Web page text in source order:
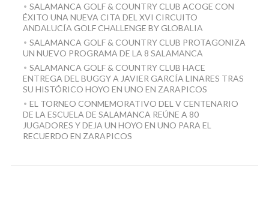
SALAMANCA GOLF & COUNTRY CLUB ACOGE CON
ÉXITO UNA NUEVA CITA DEL XVI CIRCUITO
ANDALUCÍA GOLF CHALLENGE BY GLOBALIA
SALAMANCA GOLF & COUNTRY CLUB PROTAGONIZA
UN NUEVO PROGRAMA DE LA 8 SALAMANCA
SALAMANCA GOLF & COUNTRY CLUB HACE
ENTREGA DEL BUGGY A JAVIER GARCÍA LINARES TRAS
SU HISTÓRICO HOYO EN UNO EN ZARAPICOS
EL TORNEO CONMEMORATIVO DEL V CENTENARIO
DE LA ESCUELA DE SALAMANCA REÚNE A 80
JUGADORES Y DEJA UN HOYO EN UNO PARA EL
RECUERDO EN ZARAPICOS